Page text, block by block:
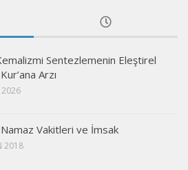
Sentezlemenin Eleştirel
Arzı
2026
Namaz Vakitleri ve İmsak
2018